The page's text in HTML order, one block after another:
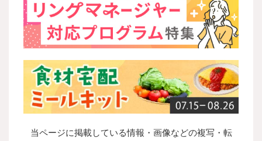
当ページに掲載している情報・画像などの複写・転